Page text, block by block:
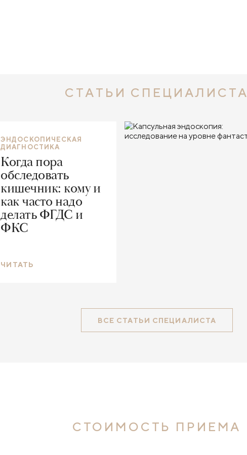
СТАТЬИ СПЕЦИАЛИСТА
ЭНДОСКОПИЧЕСКАЯ
ДИАГНОСТИКА
Когда пора
обследовать
кишечник: кому и
как часто надо
делать ФГДС и
ФКС
ЧИТАТЬ
ВСЕ СТАТЬИ СПЕЦИАЛИСТА
СТОИМОСТЬ ПРИЕМА